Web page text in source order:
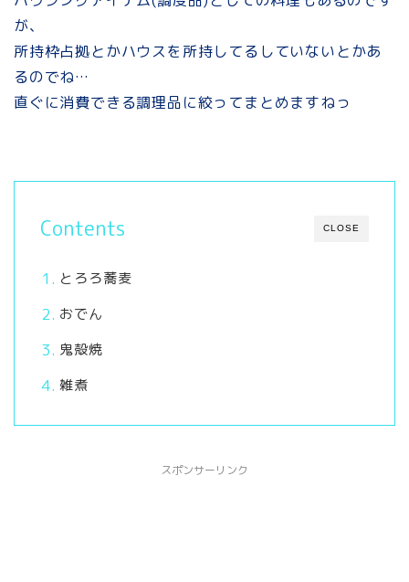
が、
所持枠占拠とかハウスを所持してるしていないとかあ
るのでね…
直ぐに消費できる調理品に絞ってまとめますねっ
CLOSE
Contents
とろろ蕎麦
おでん
鬼殻焼
雑煮
スポンサーリンク